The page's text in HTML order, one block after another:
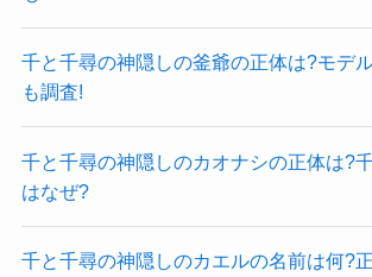
千と千尋の神隠しの釜爺の正体は?モデ
も調査!
千と千尋の神隠しのカオナシの正体は?
はなぜ?
千と千尋の神隠しのカエルの名前は何?